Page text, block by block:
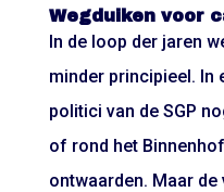
Wegduiken voor
In de loop der jaren
minder principieel. In
politici van de SGP
of rond het
ontwaarden. Maar